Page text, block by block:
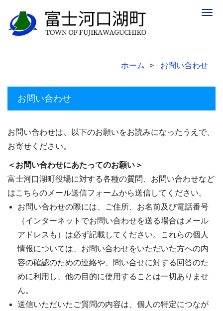
ホーム お問い合わせ
お問い合わせ
お問い合わせは、以下のお願いをお読みになったうえで、
お寄せください。
＜お問い合わせにあたってのお願い＞
富士河口湖町役場に対する各種の質問、お問い合わせなど
はこちらのメール送信フォームから送信してください。
お問い合わせの際には、ご住所、お名前及び電話番号
（インターネットでお問い合わせを送る場合はメール
アドレスも）は必ず記載してください。これらの個人
情報については、お問い合わせをいただいた方への内
容の確認のための連絡や、問い合せに対する回答のた
めに利用し、他の目的に使用することは一切ありませ
ん。
送信いただいたご質問の内容は、個人の特定につなが